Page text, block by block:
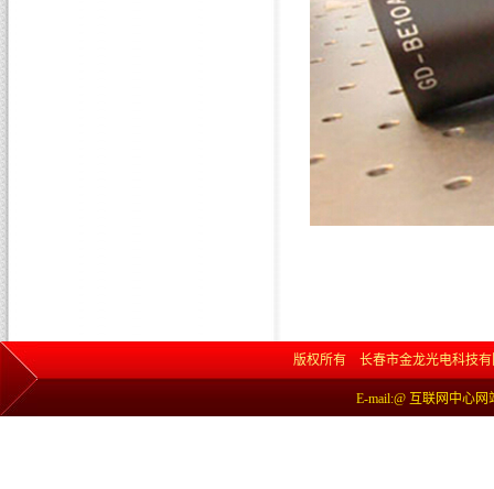
版权所有 长春市金龙光电科技有
E-mail:@ 互联网中心